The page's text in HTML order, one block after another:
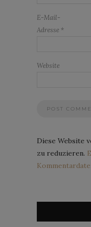
E-Mail-
Adresse *
Website
Diese Website
zu reduzieren.